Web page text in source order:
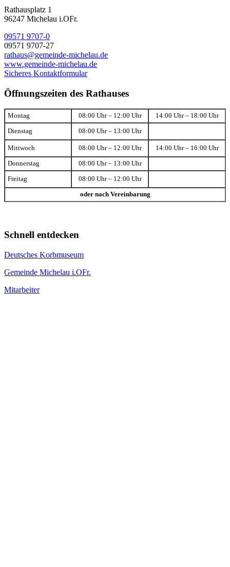
Rathausplatz 1
96247 Michelau i.OFr.
09571 9707-0
09571 9707-27
rathaus@gemeinde-michelau.de
www.gemeinde-michelau.de
Sicheres Kontaktformular
Öffnungszeiten des Rathauses
Montag 08:00 Uhr – 12:00 Uhr 14:00 Uhr – 18:00 Uhr
Dienstag 08:00 Uhr – 13:00 Uhr
Mittwoch 08:00 Uhr – 12:00 Uhr 14:00 Uhr – 16:00 Uhr
Donnerstag 08:00 Uhr – 13:00 Uhr
Freitag 08:00 Uhr – 12:00 Uhr
oder nach Vereinbarung
Schnell entdecken
Deutsches Korbmuseum
Gemeinde Michelau i.OFr.
Mitarbeiter